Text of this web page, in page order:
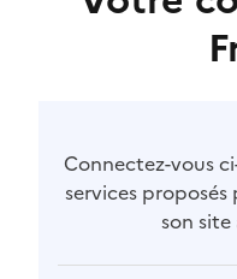
Connectez-vous
services
son